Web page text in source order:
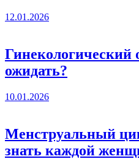
12.01.2026
Гинекологический
ожидать?
10.01.2026
Менструальный
знать каждой